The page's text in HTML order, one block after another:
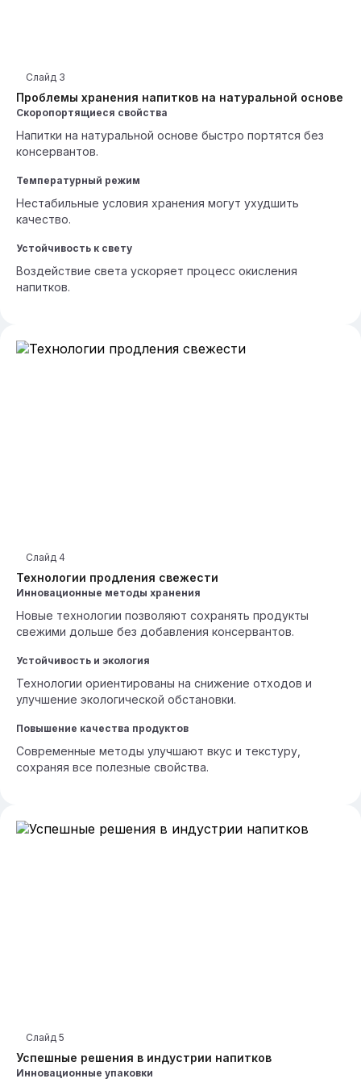
Проблемы хранения напитков на натуральной основе
Слайд 3
Скоропортящиеся свойства
Напитки на натуральной основе быстро портятся без
консервантов.
Температурный режим
Нестабильные условия хранения могут ухудшить
качество.
Устойчивость к свету
Воздействие света ускоряет процесс окисления
напитков.
Технологии продления свежести
Слайд 4
Инновационные методы хранения
Новые технологии позволяют сохранять продукты
свежими дольше без добавления консервантов.
Устойчивость и экология
Технологии ориентированы на снижение отходов и
улучшение экологической обстановки.
Повышение качества продуктов
Современные методы улучшают вкус и текстуру,
сохраняя все полезные свойства.
Успешные решения в индустрии напитков
Слайд 5
Инновационные упаковки